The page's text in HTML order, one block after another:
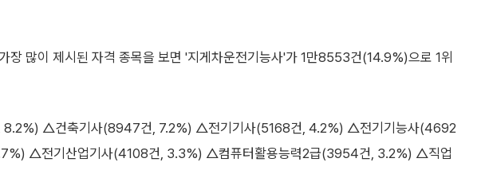
장 많이 제시된 자격 종목을 보면 '지게차운전기능사'가 1만8553건(14.9%)으로 1위
8.2%) △건축기사(8947건, 7.2%) △전기기사(5168건, 4.2%) △전기기능사(4692
△전기산업기사(4108건, 3.3%) △컴퓨터활용능력2급(3954건, 3.2%) △직업